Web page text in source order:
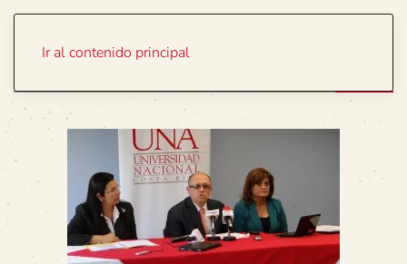
Ir al contenido principal